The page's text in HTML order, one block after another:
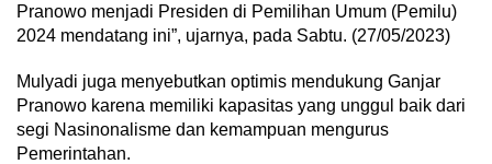
Pranowo menjadi Presiden di Pemilihan Umum (Pemilu)
2024 mendatang ini”, ujarnya, pada Sabtu. (27/05/2023)
Mulyadi juga menyebutkan optimis mendukung Ganjar
Pranowo karena memiliki kapasitas yang unggul baik dari
segi Nasinonalisme dan kemampuan mengurus
Pemerintahan.